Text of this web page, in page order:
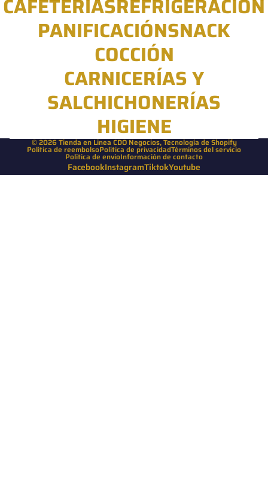
CAFETERÍASREFRIGERACIÓN
PANIFICACIÓNSNACK
COCCIÓN
CARNICERÍAS Y
SALCHICHONERÍAS
HIGIENE
© 2026Tienda en Linea CDO Negocios,Tecnología de Shopify
Política de reembolsoPolítica de privacidadTérminos del servicio
Política de envíoInformación de contacto
FacebookInstagramTiktokYoutube